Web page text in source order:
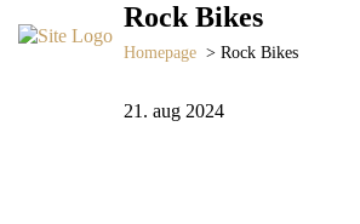
Rock Bikes
homepage > Rock Bikes
21. aug 2024